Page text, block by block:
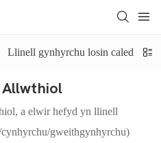
Llinell gynhyrchu losin caled
Allwthiol
a elwir hefyd yn llinell
gweithgynhyrchu)